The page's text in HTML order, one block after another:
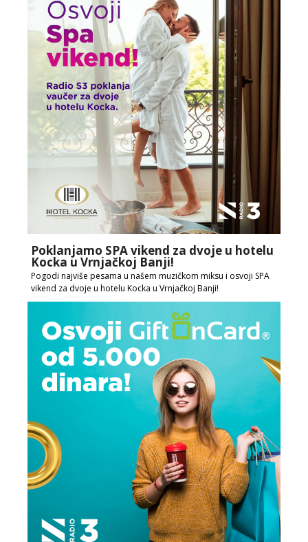
Poklanjamo SPA vikend za dvoje u hotelu
Kocka u Vrnjačkoj Banji!
Pogodi najviše pesama u našem muzičkom miksu i osvoji SPA
vikend za dvoje u hotelu Kocka u Vrnjačkoj Banji!